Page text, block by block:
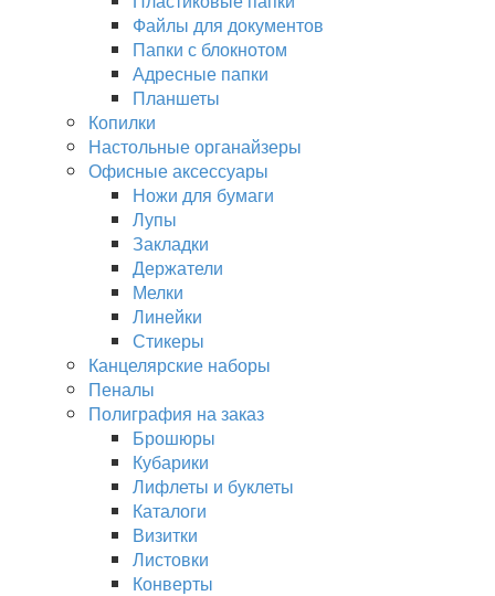
Файлы для документов
Папки с блокнотом
Адресные папки
Планшеты
Копилки
Настольные органайзеры
Офисные аксессуары
Ножи для бумаги
Лупы
Закладки
Держатели
Мелки
Линейки
Стикеры
Канцелярские наборы
Пеналы
Полиграфия на заказ
Брошюры
Кубарики
Лифлеты и буклеты
Каталоги
Визитки
Листовки
Конверты